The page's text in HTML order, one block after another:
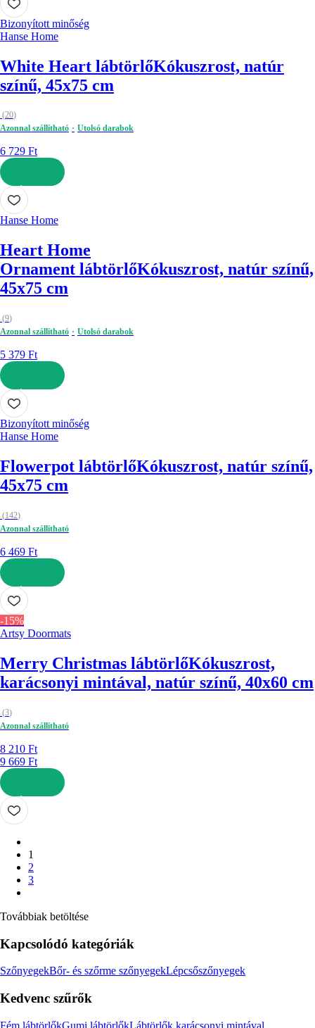
Bizonyított minőség
Hanse Home
White Heart lábtörlőKókuszrost, natúr
színű, 45x75 cm
(20)
Azonnal szállítható
Utolsó darabok
6 729 Ft
KOSÁRBA
Hanse Home
Heart Home
Ornament lábtörlőKókuszrost, natúr színű,
45x75 cm
(9)
Azonnal szállítható
Utolsó darabok
5 379 Ft
KOSÁRBA
Bizonyított minőség
Hanse Home
Flowerpot lábtörlőKókuszrost, natúr színű,
45x75 cm
(142)
Azonnal szállítható
6 469 Ft
KOSÁRBA
-15%
Artsy Doormats
Merry Christmas lábtörlőKókuszrost,
karácsonyi mintával, natúr színű, 40x60 cm
(3)
Azonnal szállítható
8 210 Ft
9 669 Ft
KOSÁRBA
1
2
3
Továbbiak betöltése
Kapcsolódó kategóriák
SzőnyegekBőr- és szőrme szőnyegekLépcsőszőnyegek
Kedvenc szűrők
Fém lábtörlőkGumi lábtörlőkLábtörlők karácsonyi mintával